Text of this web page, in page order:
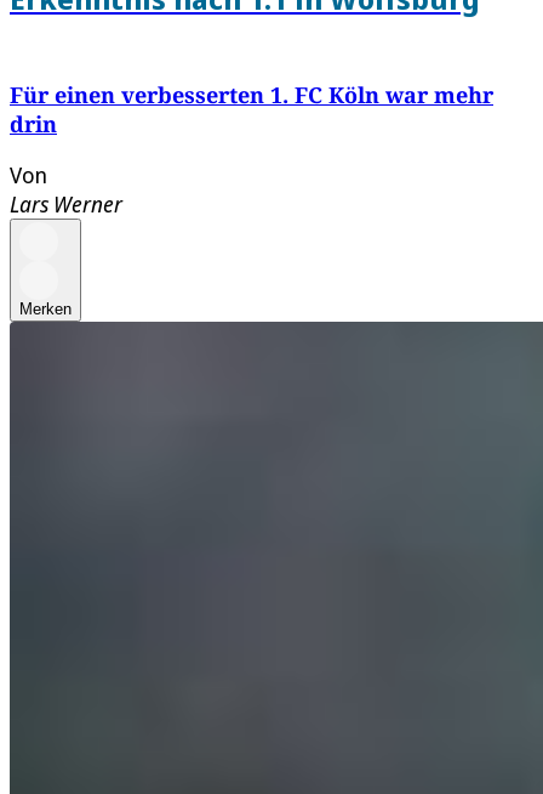
Für einen verbesserten 1. FC Köln war mehr
drin
Von
Lars Werner
Merken